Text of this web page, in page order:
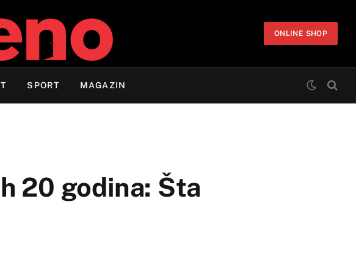
ONLINE SHOP
SPORT MAGAZIN
20 godina: Šta